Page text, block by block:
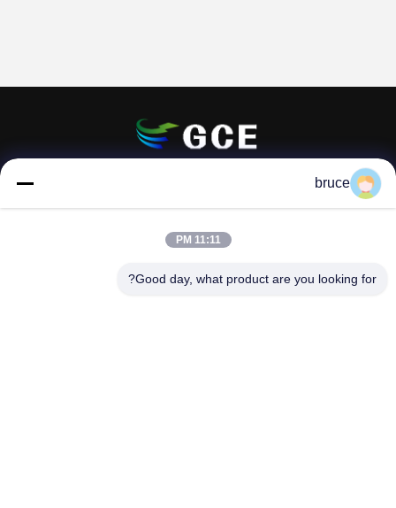
Hunan GCE Technology Co.,Ltdbruce
11:11 PM
Good day, what product are you looking for?